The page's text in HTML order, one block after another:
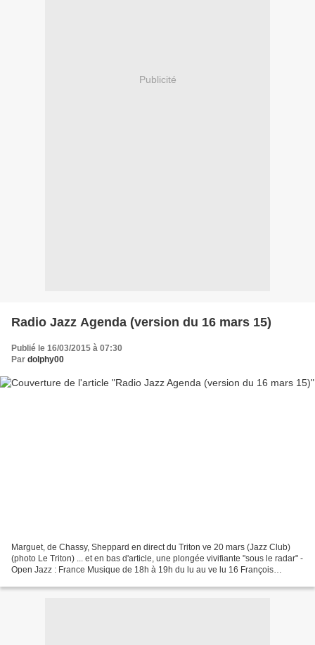
Publicité
Radio Jazz Agenda (version du 16 mars 15)
Publié le 16/03/2015 à 07:30
Par dolphy00
Marguet, de Chassy, Sheppard en direct du Triton ve 20 mars (Jazz Club)
(photo Le Triton) ... et en bas d'article, une plongée vivifiante "sous le radar" -
Open Jazz : France Musique de 18h à 19h du lu au ve lu 16 François